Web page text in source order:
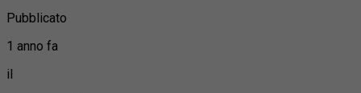
Pubblicato
1 anno fa
il